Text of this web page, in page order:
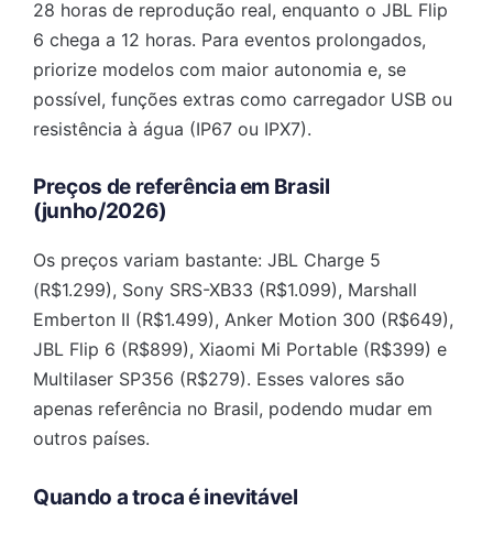
28 horas de reprodução real, enquanto o JBL Flip
6 chega a 12 horas. Para eventos prolongados,
priorize modelos com maior autonomia e, se
possível, funções extras como carregador USB ou
resistência à água (IP67 ou IPX7).
Preços de referência em Brasil
(junho/2026)
Os preços variam bastante: JBL Charge 5
(R$1.299), Sony SRS-XB33 (R$1.099), Marshall
Emberton II (R$1.499), Anker Motion 300 (R$649),
JBL Flip 6 (R$899), Xiaomi Mi Portable (R$399) e
Multilaser SP356 (R$279). Esses valores são
apenas referência no Brasil, podendo mudar em
outros países.
Quando a troca é inevitável